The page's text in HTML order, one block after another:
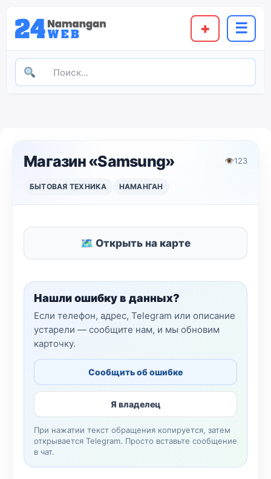
+ ☰
Магазин «Samsung» 👁123
БЫТОВАЯ ТЕХНИКА НАМАНГАН
🗺 Открыть на карте
Нашли ошибку в данных?
Если телефон, адрес, Telegram или описание
устарели — сообщите нам, и мы обновим
карточку.
Сообщить об ошибке
Я владелец
При нажатии текст обращения копируется, затем
открывается Telegram. Просто вставьте сообщение
в чат.